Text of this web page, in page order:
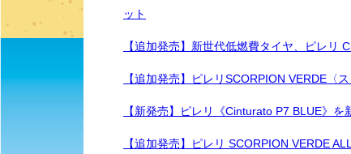
ット
【追加発売】新世代低燃費タイヤ、ピレリ
【追加発売】ピレリSCORPION VERDE〈
【新発売】ピレリ《Cinturato P7 BLUE》を
【追加発売】ピレリ SCORPION VERDE